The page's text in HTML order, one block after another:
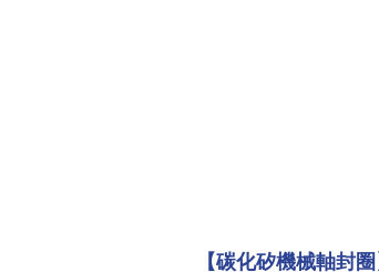
【碳化矽機械軸封圈